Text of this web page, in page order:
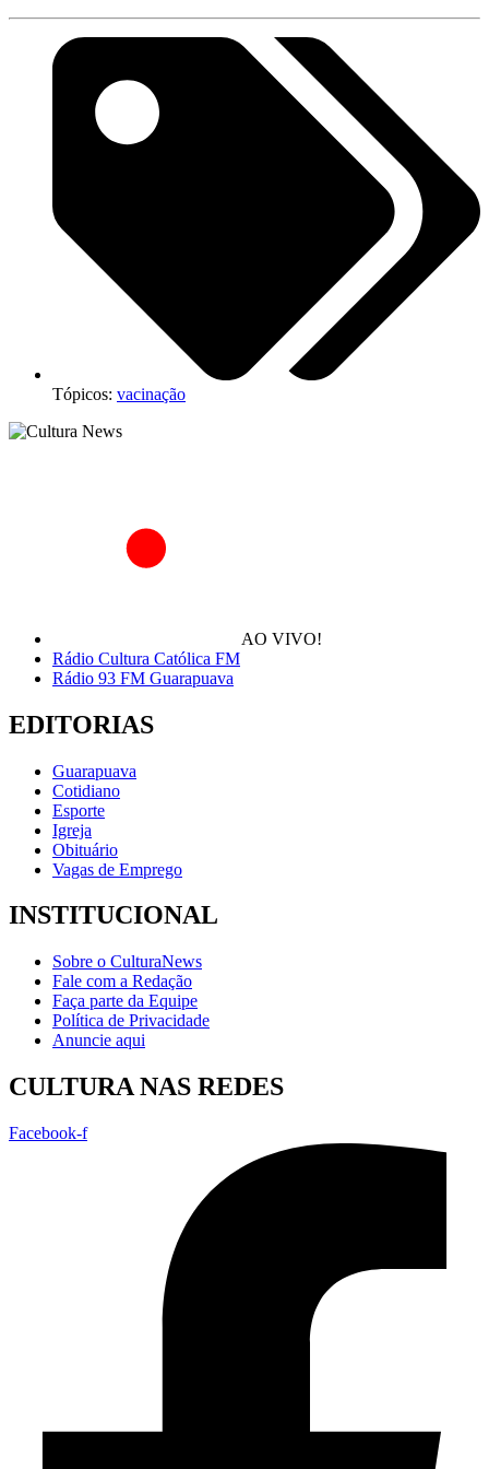
Tópicos: vacinação
AO VIVO!
Rádio Cultura Católica FM
Rádio 93 FM Guarapuava
EDITORIAS
Guarapuava
Cotidiano
Esporte
Igreja
Obituário
Vagas de Emprego
INSTITUCIONAL
Sobre o CulturaNews
Fale com a Redação
Faça parte da Equipe
Política de Privacidade
Anuncie aqui
CULTURA NAS REDES
Facebook-f